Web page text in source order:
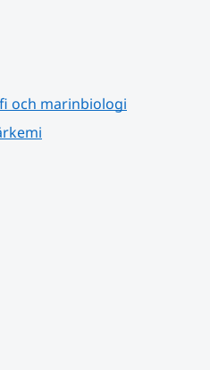
och marinbiologi